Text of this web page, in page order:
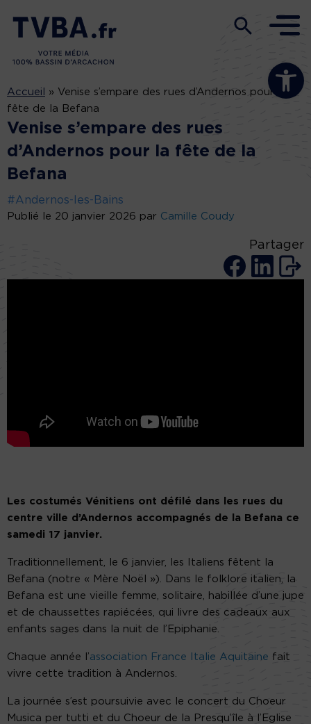
Ouvrir la
Accueil » Venise s’empare des rues d’Andernos pour la
fête de la Befana
Venise s’empare des rues
d’Andernos pour la fête de la
Befana
#Andernos-les-Bains
Publié le 20 janvier 2026 par Camille Coudy
Partager
Les costumés Vénitiens ont défilé dans les rues du
centre ville d’Andernos accompagnés de la Befana ce
samedi 17 janvier.
Traditionnellement, le 6 janvier, les Italiens fêtent la
Befana (notre « Mère Noël »). Dans le folklore italien, la
Befana est une vieille femme, solitaire, habillée d’une jupe
et de chaussettes rapiécées, qui livre des cadeaux aux
enfants sages dans la nuit de l’Epiphanie.
Chaque année l’association France Italie Aquitaine fait
vivre cette tradition à Andernos.
La journée s’est poursuivie avec le concert du Choeur
Musica per tutti et du Choeur de la Presqu’île à l’Eglise